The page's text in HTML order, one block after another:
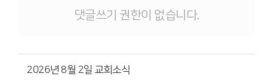
댓글쓰기 권한이 없습니다.
2026년 8월 2일 교회소식